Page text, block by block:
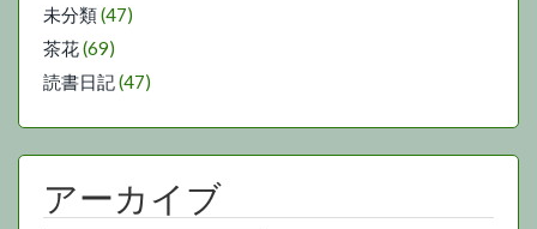
未分類(47)
茶花(69)
読書日記(47)
アーカイブ